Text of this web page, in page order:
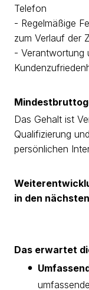
Telefon
- Regelmäßige
zum Verlauf der
- Verantwortung
Das Gehalt ist
Qualifizierung
persönlichen
in den
Das erwartet